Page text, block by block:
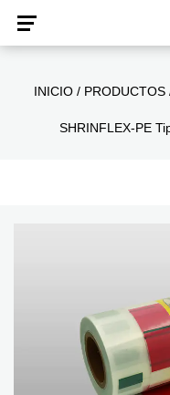
INICIO/ PRODUCTOS
SHRINFLEX-PE